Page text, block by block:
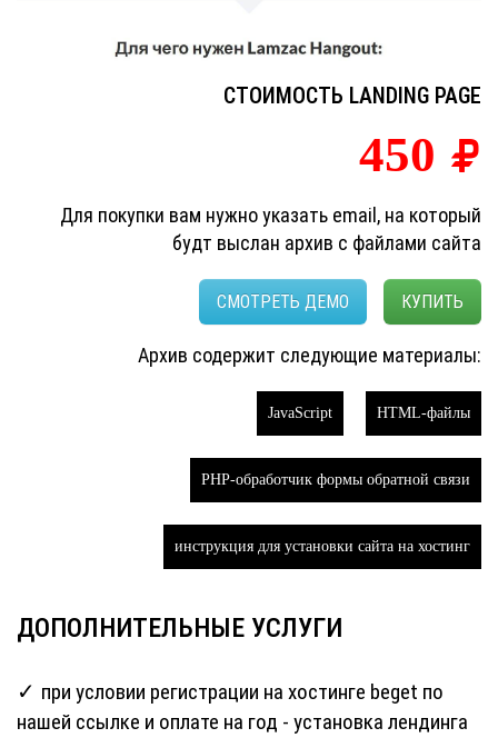
СТОИМОСТЬ LANDING PAGE
450
Для покупки вам нужно указать email, на который
будт выслан архив с файлами сайта
КУПИТЬ
СМОТРЕТЬ ДЕМО
Архив содержит следующие материалы:
HTML-файлы
JavaScript
PHP-обработчик формы обратной связи
инструкция для установки сайта на хостинг
ДОПОЛНИТЕЛЬНЫЕ УСЛУГИ
при условии регистрации на хостинге beget по
нашей ссылке и оплате на год - установка лендинга